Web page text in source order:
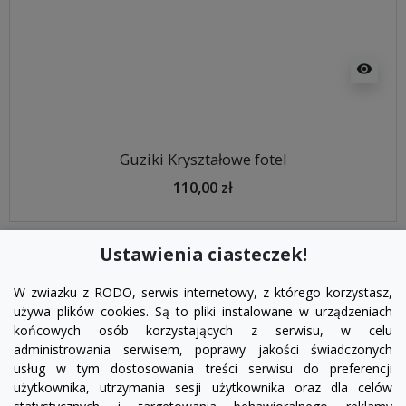
visibility
Guziki Kryształowe fotel
110,00 zł
Ustawienia ciasteczek!
W zwiazku z RODO, serwis internetowy, z którego korzystasz,
używa plików cookies. Są to pliki instalowane w urządzeniach
końcowych osób korzystających z serwisu, w celu
administrowania serwisem, poprawy jakości świadczonych
usług w tym dostosowania treści serwisu do preferencji
użytkownika, utrzymania sesji użytkownika oraz dla celów